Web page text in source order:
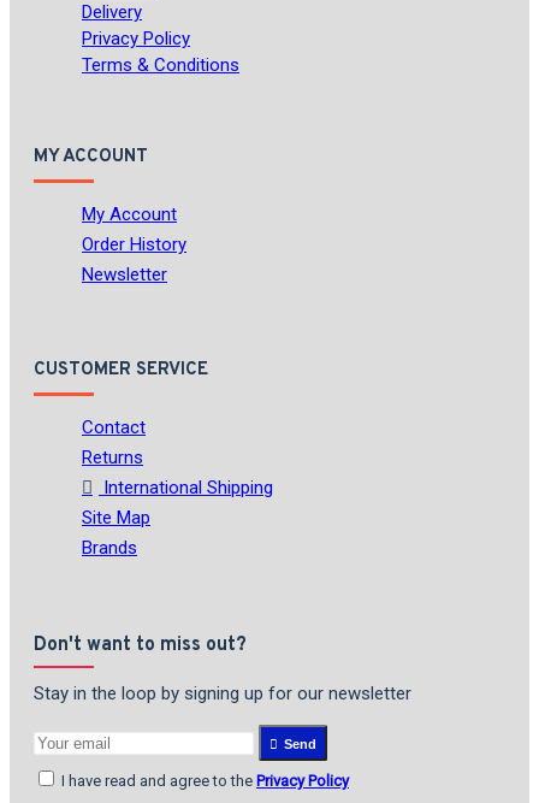
Delivery
Privacy Policy
Terms & Conditions
MY ACCOUNT
My Account
Order History
Newsletter
CUSTOMER SERVICE
Contact
Returns
International Shipping
Site Map
Brands
Don't want to miss out?
Stay in the loop by signing up for our newsletter
Send
I have read and agree to the Privacy Policy